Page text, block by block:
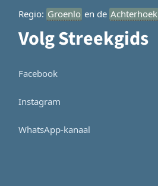
Regio: Groenlo en de Achterhoek
Volg Streekgids
Facebook
Instagram
WhatsApp-kanaal